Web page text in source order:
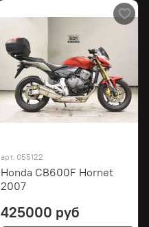
арт. 055122
Honda CB600F Hornet
2007
425000 руб